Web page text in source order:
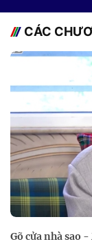
CÁC
Gõ cửa nhà sao